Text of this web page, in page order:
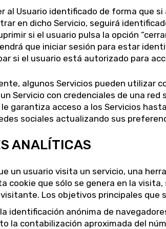
al Usuario identificado de forma que
en dicho Servicio, seguirá
si el usuario pulsa la opción
que iniciar sesión para estar
si el usuario está autorizado para
algunos Servicios pueden utilizar
Servicio con credenciales de una
garantiza acceso a los Servicios
sociales actualizando sus
ANALÍTICAS
un usuario visita un servicio, una
cookie que sólo se genera en la
Los objetivos principales que
identificación anónima de
la contabilización aproximada del